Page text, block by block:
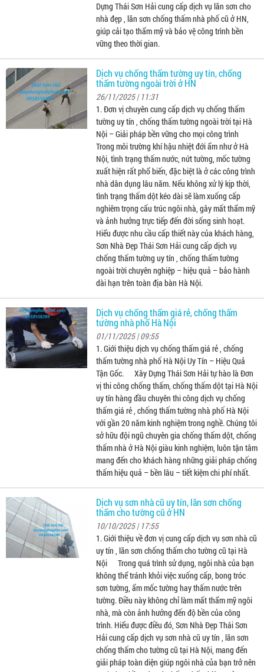
Dựng Thái Sơn Hải cung cấp dịch vụ lăn sơn cho
nhà đẹp , lăn sơn chống thấm nhà phố cũ ở HN,
giúp cải tạo thẩm mỹ và bảo vệ công trình bền
vững theo thời gian.
Dịch vụ chống thấm tường uy tín, chống
thấm tường ngoài trời ở HN
26/11/2025 | 11:31
1. Đơn vị chuyên cung cấp dịch vụ chống thấm
tường uy tín , chống thấm tường ngoài trời tại Hà
Nội – Giải pháp bền vững cho mọi công trình
Trong môi trường khí hậu nhiệt đới ẩm như ở Hà
Nội, tình trạng thấm nước, nứt tường, mốc tường
xuất hiện rất phổ biến, đặc biệt là ở các công trình
nhà dân dụng lâu năm. Nếu không xử lý kịp thời,
tình trạng thấm dột kéo dài sẽ làm xuống cấp
nghiêm trọng cấu trúc ngôi nhà, gây mất thẩm mỹ
và ảnh hưởng trực tiếp đến đời sống sinh hoạt.
Hiểu được nhu cầu cấp thiết này của khách hàng,
Sơn Nhà Đẹp Thái Sơn Hải cung cấp dịch vụ
chống thấm tường uy tín , chống thấm tường
ngoài trời chuyên nghiệp – hiệu quả – bảo hành
dài hạn trên toàn địa bàn Hà Nội.
Dịch vụ chống thấm giá rẻ, chống thấm
tường nhà phố Hà Nội
01/11/2025 | 09:55
1. Giới thiệu dịch vụ chống thấm giá rẻ , chống
thấm tường nhà phố Hà Nội Uy Tín – Hiệu Quả
Tận Gốc. Xây Dựng Thái Sơn Hải tự hào là Đơn
vị thi công chống thấm, chống thấm dột tại Hà Nội
uy tín hàng đầu chuyên thi công dịch vụ chống
thấm giá rẻ , chống thấm tường nhà phố Hà Nội
với gần 20 năm kinh nghiệm trong nghề. Chúng tôi
sở hữu đội ngũ chuyên gia chống thấm dột, chống
thấm nhà ở Hà Nội giàu kinh nghiệm, luôn tận tâm
mang đến cho khách hàng những giải pháp chống
thấm hiệu quả – bền lâu – tiết kiệm chi phí nhất.
Dịch vụ sơn nhà cũ uy tín, lăn sơn chống
thấm cho tường cũ ở HN
10/10/2025 | 17:55
1. Giới thiệu về đơn vị cung cấp dịch vụ sơn nhà cũ
uy tín , lăn sơn chống thấm cho tường cũ tại Hà
Nội Trong quá trình sử dụng, ngôi nhà của bạn
không thể tránh khỏi việc xuống cấp, bong tróc
sơn tường, ẩm mốc tường hay thấm nước trên
tường. Điều này không chỉ làm mất thẩm mỹ ngôi
nhà, mà còn ảnh hưởng đến độ bền của công
trình. Hiểu được điều đó, Sơn Nhà Đẹp Thái Sơn
Hải cung cấp dịch vụ sơn nhà cũ uy tín , lăn sơn
chống thấm cho tường cũ tại Hà Nội, mang đến
giải pháp toàn diện giúp ngôi nhà của bạn trở nên